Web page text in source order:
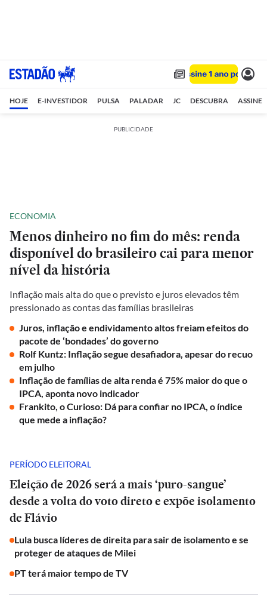
HOJE E-INVESTIDOR PULSA PALADAR JC DESCUBRA ASSINE
PUBLICIDADE
ECONOMIA
Menos dinheiro no fim do mês: renda
disponível do brasileiro cai para menor
nível da história
Inflação mais alta do que o previsto e juros elevados têm
pressionado as contas das famílias brasileiras
Juros, inflação e endividamento altos freiam efeitos do
pacote de ‘bondades’ do governo
Rolf Kuntz: Inflação segue desafiadora, apesar do recuo
em julho
Inflação de famílias de alta renda é 75% maior do que o
IPCA, aponta novo indicador
Frankito, o Curioso: Dá para confiar no IPCA, o índice
que mede a inflação?
PERÍODO ELEITORAL
Eleição de 2026 será a mais ‘puro-sangue’
desde a volta do voto direto e expõe isolamento
de Flávio
Lula busca líderes de direita para sair de isolamento e se
proteger de ataques de Milei
PT terá maior tempo de TV